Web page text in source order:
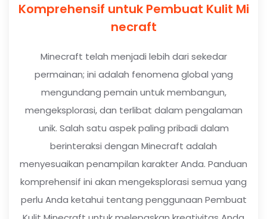
Komprehensif untuk Pembuat Kulit Mi
necraft
Minecraft telah menjadi lebih dari sekedar
permainan; ini adalah fenomena global yang
mengundang pemain untuk membangun,
mengeksplorasi, dan terlibat dalam pengalaman
unik. Salah satu aspek paling pribadi dalam
berinteraksi dengan Minecraft adalah
menyesuaikan penampilan karakter Anda. Panduan
komprehensif ini akan mengeksplorasi semua yang
perlu Anda ketahui tentang penggunaan Pembuat